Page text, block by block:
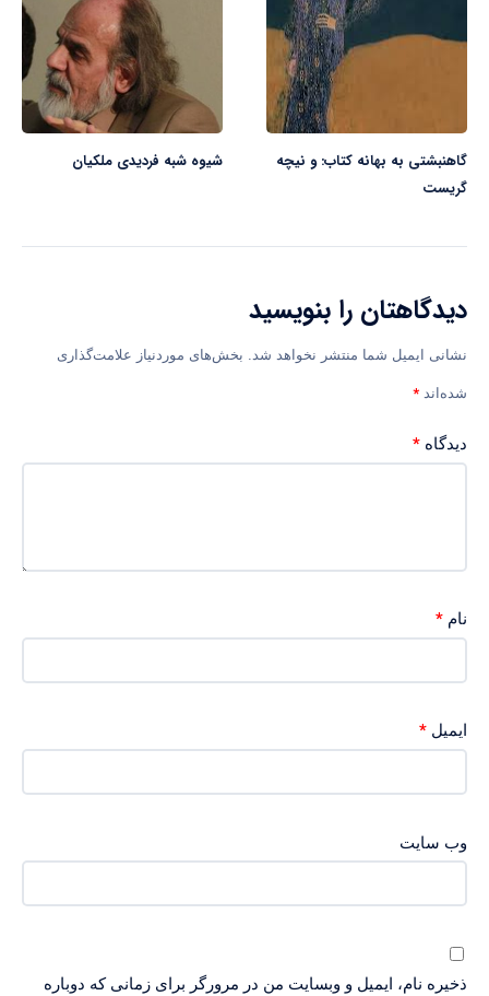
گاهنبشتی به بهانه کتاب: و نيچه
گریست
شیوه شبه‌ فردیدی ملکیان
دیدگاهتان را بنویسید
نشانی ایمیل شما منتشر نخواهد شد. بخش‌های موردنیاز علامت‌گذاری
شده‌اند *
دیدگاه *
نام *
ایمیل *
وب‌ سایت
ذخیره نام، ایمیل و وبسایت من در مرورگر برای زمانی که دوباره